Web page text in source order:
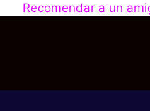
Recomendar a un